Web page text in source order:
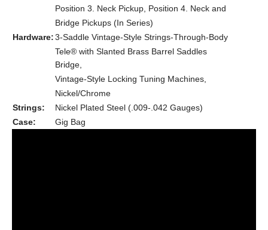
Position 3. Neck Pickup, Position 4. Neck and
Bridge Pickups (In Series)
Hardware:3-Saddle Vintage-Style Strings-Through-Body
Tele® with Slanted Brass Barrel Saddles
Bridge,
Vintage-Style Locking Tuning Machines,
Nickel/Chrome
Strings:
Nickel Plated Steel (.009-.042 Gauges)
Case:
Gig Bag